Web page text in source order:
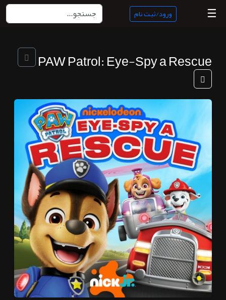
منبع
ناب
جستجو
پادکست
ها
ورود/
ثبت نام
اشتراک‌ها
☰ ورود/ثبت نام
PAW Patrol: Eye-Spy a Rescue